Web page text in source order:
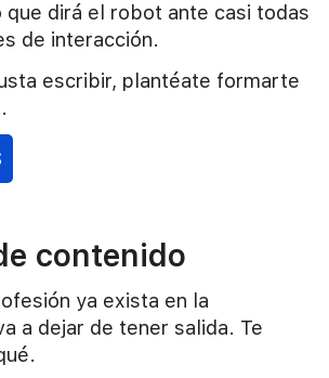
dirá el robot ante casi todas
de interacción.
escribir, plantéate formarte
contenido
ya exista en la
a dejar de tener salida. Te